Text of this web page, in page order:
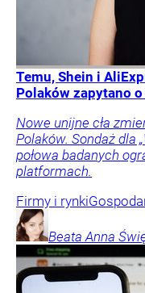
Temu, Shein i
Polaków zapytano
Nowe unijne cła
Polaków. Sondaż dla
połowa badanych
platformach.
Firmy i rynki
Beata Anna